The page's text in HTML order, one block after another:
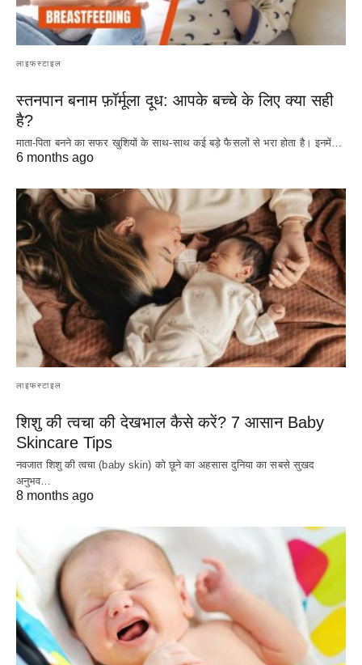
लाइफस्टाइल
स्तनपान बनाम फ़ॉर्मूला दूध: आपके बच्चे के लिए क्या सही
है?
माता-पिता बनने का सफर खुशियों के साथ-साथ कई बड़े फैसलों से भरा होता है। इनमें…
6 months ago
लाइफस्टाइल
शिशु की त्वचा की देखभाल कैसे करें? 7 आसान Baby
Skincare Tips
नवजात शिशु की त्वचा (baby skin) को छूने का अहसास दुनिया का सबसे सुखद
अनुभव…
8 months ago